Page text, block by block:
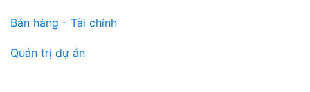
Bán hàng - Tài chính
Quản trị dự án